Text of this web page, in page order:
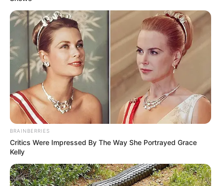
BRAINBERRIES
Critics Were Impressed By The Way She Portrayed Grace
Kelly